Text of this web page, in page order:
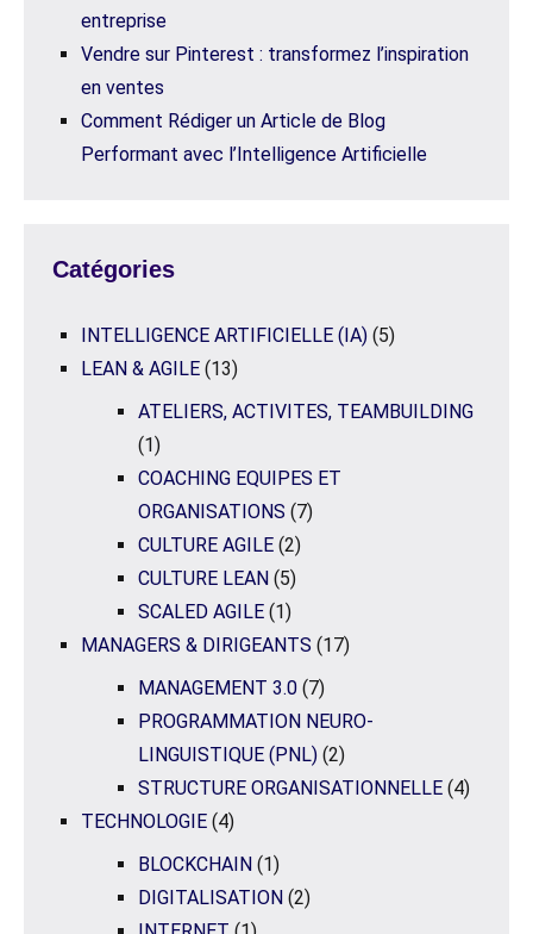
entreprise
Vendre sur Pinterest : transformez l’inspiration
en ventes
Comment Rédiger un Article de Blog
Performant avec l’Intelligence Artificielle
Catégories
INTELLIGENCE ARTIFICIELLE (IA) (5)
LEAN & AGILE (13)
ATELIERS, ACTIVITES, TEAMBUILDING
(1)
COACHING EQUIPES ET
ORGANISATIONS (7)
CULTURE AGILE (2)
CULTURE LEAN (5)
SCALED AGILE (1)
MANAGERS & DIRIGEANTS (17)
MANAGEMENT 3.0 (7)
PROGRAMMATION NEURO-
LINGUISTIQUE (PNL) (2)
STRUCTURE ORGANISATIONNELLE (4)
TECHNOLOGIE (4)
BLOCKCHAIN (1)
DIGITALISATION (2)